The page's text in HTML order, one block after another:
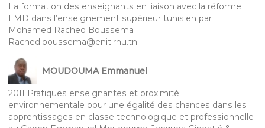
La formation des enseignants en liaison avec la réforme
LMD dans l’enseignement supérieur tunisien par
Mohamed Rached Boussema
Rached.boussema@enit.rnu.tn
MOUDOUMA Emmanuel
2011 Pratiques enseignantes et proximité
environnementale pour une égalité des chances dans les
apprentissages en classe technologique et professionnelle